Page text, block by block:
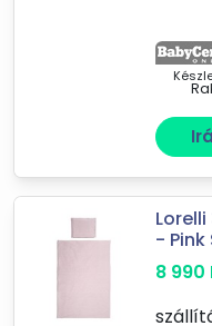
- Pink
8 990